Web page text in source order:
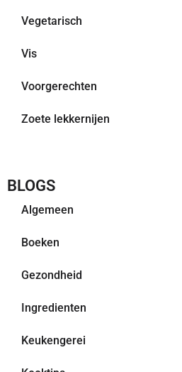
Vegetarisch
Vis
Voorgerechten
Zoete lekkernijen
BLOGS
Algemeen
Boeken
Gezondheid
Ingredienten
Keukengerei